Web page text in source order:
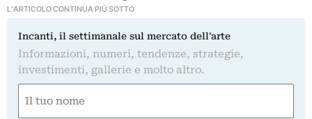
L'ARTICOLO CONTINUA PIÙ SOTTO
Incanti, il settimanale sul mercato dell'arte
Informazioni, numeri, tendenze, strategie,
investimenti, gallerie e molto altro.
(Required)